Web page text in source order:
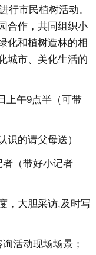
行市民植树活动。
合作，共同组织小
化和植树造林的相
城市、美化生活的
上午9点半（可带
识的请父母送）
（带好小记者
，大胆采访,及时写
活动现场场景；